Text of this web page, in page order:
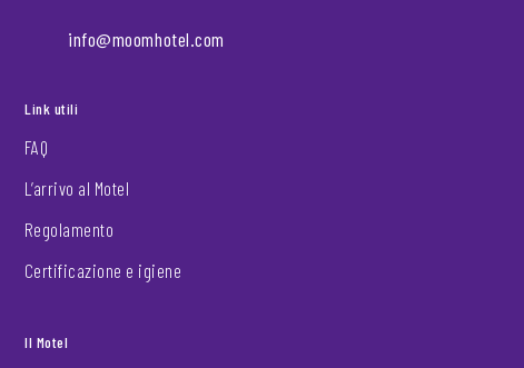
info@moomhotel.com
Link utili
FAQ
L’arrivo al Motel
Regolamento
Certificazione e igiene
Il Motel